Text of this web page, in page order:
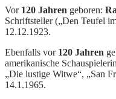
Vor 120 Jahren geboren:
Schriftsteller („Den Teufel
12.12.1923.
Ebenfalls vor 120 Jahren
amerikanische
„Die lustige Witwe“, „San
14.1.1965.